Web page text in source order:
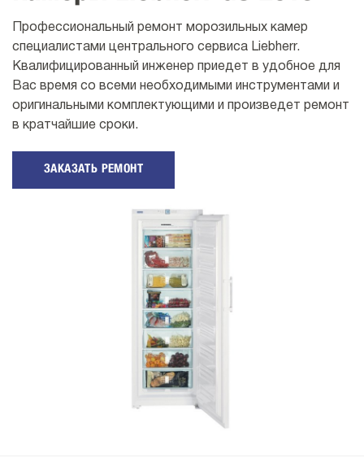
Профессиональный ремонт морозильных камер
специалистами центрального сервиса Liebherr.
Квалифицированный инженер приедет в удобное для
Вас время со всеми необходимыми инструментами и
оригинальными комплектующими и произведет ремонт
в кратчайшие сроки.
ЗАКАЗАТЬ РЕМОНТ